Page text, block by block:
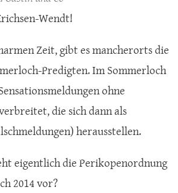
Wendt!
Zeit, gibt es mancherorts die
Predigten. Im Sommerloch
ohne
die sich dann als
herausstellen.
eigentlich die Perikopenordnung
2014 vor?